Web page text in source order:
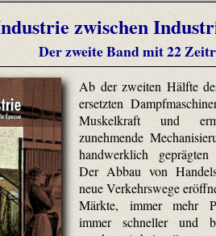
zwischen
Der zweite Band mit 22
Ab der zweiten Hälfte
ersetzten
Muskelkraft und
zunehmende
handwerklich
Der Abbau von
neue Verkehrswege
Märkte, immer mehr
immer schneller und